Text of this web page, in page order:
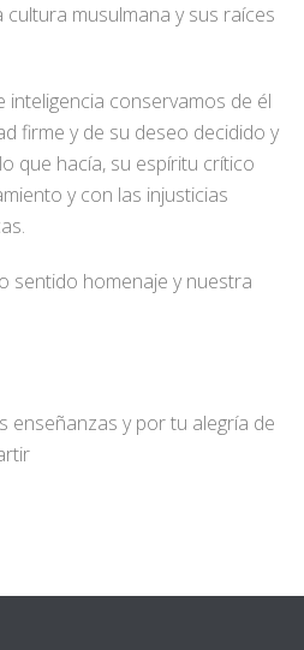
musulmana y sus raíces
inteligencia conservamos de él
firme y de su deseo decidido y
que hacía, su espíritu crítico
y con las injusticias
sentido homenaje y nuestra
enseñanzas y por tu alegría de